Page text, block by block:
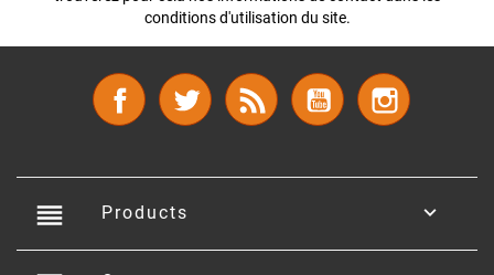
conditions d'utilisation du site.
Facebook Twitter Rss YouTube
reorder Products 